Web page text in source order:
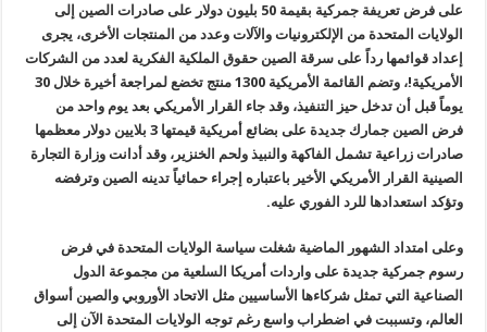
على فرض تعريفة جمركية بقيمة 50 بليون دولار على صادرات الصين إلى
الولايات المتحدة من الإلكترونيات والآلات وعدد من المنتجات الأخرى، يجرى
إعداد قوائمها رداً على سرقة الصين حقوق الملكية الفكرية لعدد من الشركات
الأمريكية!، وتضم القائمة الأمريكية 1300 منتج تخضع لمراجعة أخيرة خلال 30
يوماً قبل أن تدخل حيز التنفيذ، وقد جاء القرار الأمريكي بعد يوم واحد من
فرض الصين جمارك جديدة على بضائع أمريكية قيمتها 3 بلايين دولار معظمها
صادرات زراعية تشمل الفاكهة والنبيذ ولحم الخنزير، وقد أدانت وزارة التجارة
الصينية القرار الأمريكي الأخير باعتباره إجراء حمائياً تدينه الصين وترفضه
وتؤكد استعدادها للرد الفوري عليه.
وعلى امتداد الشهور الماضية شغلت سياسة الولايات المتحدة في فرض
رسوم جمركية جديدة على واردات أمريكا السلعية من مجموعة الدول
الصناعية التي تمثل شركاءها الأساسيين مثل الاتحاد الأوروبي والصين أسواق
العالم، وتسببت في اضطراب واسع رغم توجه الولايات المتحدة الآن إلى